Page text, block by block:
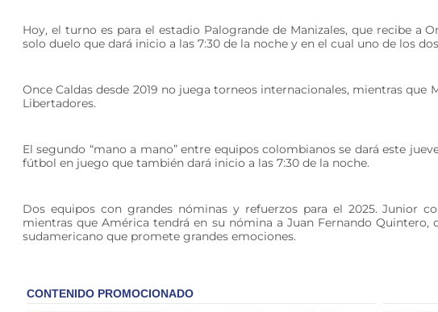
Hoy, el turno es para el estadio Palogrande de Manizales, que recibe a
solo duelo que dará inicio a las 7:30 de la noche y en el cual uno de los
Once Caldas desde 2019 no juega torneos internacionales, mientras
Libertadores.
El segundo “mano a mano” entre equipos colombianos se dará este
fútbol en juego que también dará inicio a las 7:30 de la noche.
Dos equipos con grandes nóminas y refuerzos para el 2025. Junior
mientras que América tendrá en su nómina a Juan Fernando
sudamericano que promete grandes emociones.